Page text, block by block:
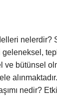
nelerdir?
ve bütünsel
nedir?